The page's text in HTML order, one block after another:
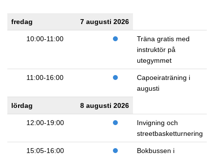
fredag 7 augusti 2026
10:00-11:00
Träna gratis med
instruktör på
utegymmet
11:00-16:00
Capoeiraträning i
augusti
lördag 8 augusti 2026
12:00-19:00
Invigning och
streetbasketturnering
15:05-16:00
Bokbussen i